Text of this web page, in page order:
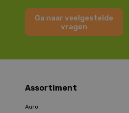
Ga naar veelgestelde
vragen
Assortiment
Auro